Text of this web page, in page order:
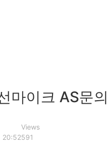
마이크 AS문의
20:52
Views
591